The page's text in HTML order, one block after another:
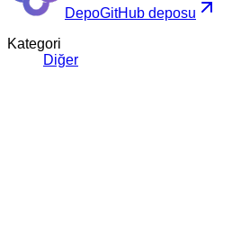
DepoGitHub deposu
Kategori
Diğer